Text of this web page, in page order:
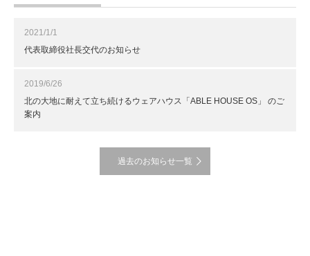
2021/1/1
代表取締役社長交代のお知らせ
2019/6/26
北の大地に耐えて立ち続けるウェアハウス「ABLE HOUSE OS」 のご
案内
過去のお知らせ一覧